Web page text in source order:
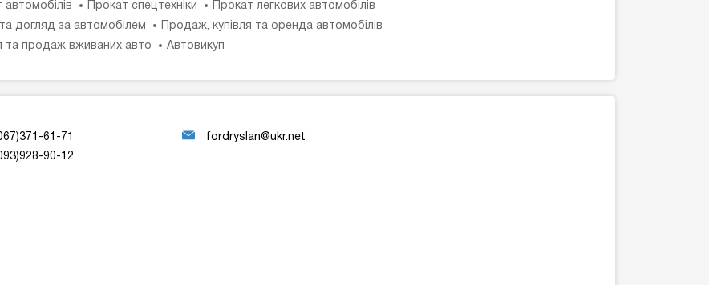
автомобілів
Прокат спецтехніки
Прокат легкових автомобілів
догляд за автомобілем
Продаж, купівля та оренда автомобілів
та продаж вживаних авто
Автовикуп
61-71
90-12
fordryslan@ukr.net